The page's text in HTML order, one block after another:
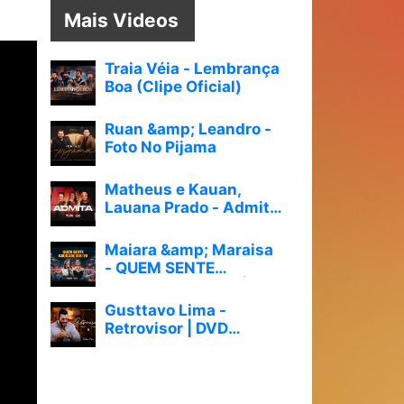
Mais Videos
Traia Véia - Lembrança
Boa (Clipe Oficial)
Ruan &amp; Leandro -
Foto No Pijama
Matheus e Kauan,
Lauana Prado - Admita
Maiara &amp; Maraisa
- QUEM SENTE
MELHOR QUE IMAGINEI
Gusttavo Lima -
Retrovisor | DVD